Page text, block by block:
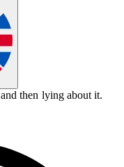
then lying about it.